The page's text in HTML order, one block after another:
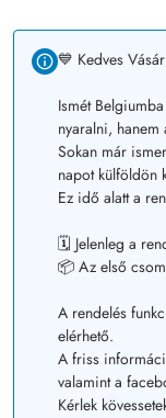
💙 Kedves
Ismét
nyaralni, hanem
Sokan már
napot külföldön
Ez idő alatt a
🗓️ Jelenleg a
📦 Az első
A rendelés
elérhető.
A friss
valamint a
Kérlek